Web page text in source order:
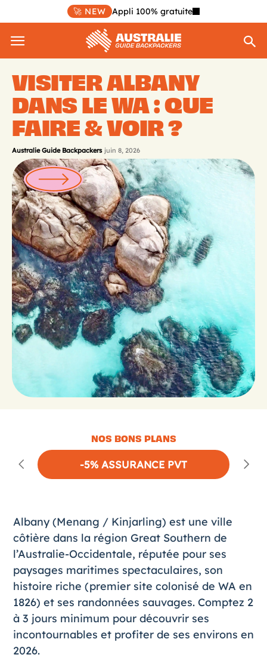
🚀 NEW Appli 100% gratuite
VISITER ALBANY
DANS LE WA : QUE
FAIRE & VOIR ?
Australie Guide Backpackers juin 8, 2026
NOS BONS PLANS
-5% ASSURANCE PVT
Albany (Menang / Kinjarling) est une ville
côtière dans la région Great Southern de
l’Australie-Occidentale, réputée pour ses
paysages maritimes spectaculaires, son
histoire riche (premier site colonisé de WA en
1826) et ses randonnées sauvages. Comptez 2
à 3 jours minimum pour découvrir ses
incontournables et profiter de ses environs en
2026.